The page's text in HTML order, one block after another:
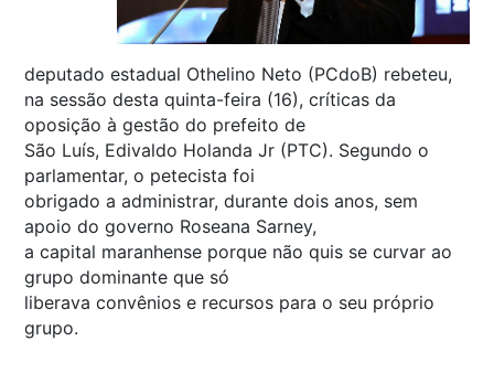
deputado estadual Othelino Neto (PCdoB) rebeteu,
na sessão desta quinta-feira (16), críticas da
oposição à gestão do prefeito de
São Luís, Edivaldo Holanda Jr (PTC). Segundo o
parlamentar, o petecista foi
obrigado a administrar, durante dois anos, sem
apoio do governo Roseana Sarney,
a capital maranhense porque não quis se curvar ao
grupo dominante que só
liberava convênios e recursos para o seu próprio
grupo.